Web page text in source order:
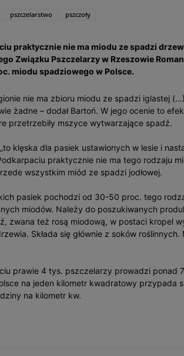
pszczelarstwo pszczoły
praktycznie nie ma miodu ze spadzi
Związku Pszczelarzy w Rzeszowie
miodu spadziowego w Polsce.
nie ma zbioru miodu ze spadzi iglastej
żadne – dodał Bartoń. W jego ocenie to
przetrzebiły mszyce wytwarzające spadź.
klęska dla pasiek ustawionych w lesie i
praktycznie nie ma tego rodzaju
wszystkim miód ze spadzi jodłowej.
pasiek pochodzi od 30-50 proc. tego
miodów. Należy do poszukiwanych
zwana też rosą miodową, w postaci kropel
Składa się głównie z soków
prawie 4 tys. pszczelarzy prowadzi ponad
na jeden kilometr kwadratowy przypada
na kilometr kw.